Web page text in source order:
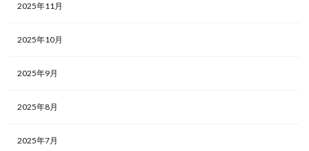
2025年11月
2025年10月
2025年9月
2025年8月
2025年7月